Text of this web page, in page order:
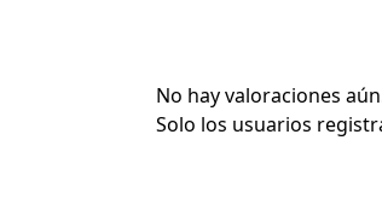
No hay valoraciones
Solo los usuarios